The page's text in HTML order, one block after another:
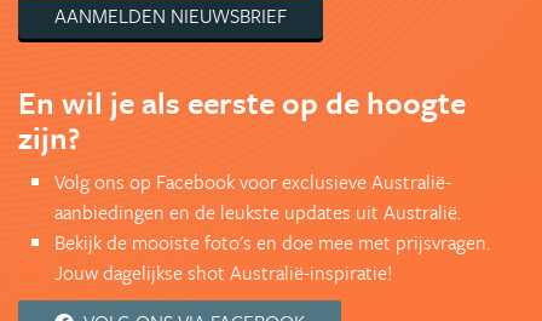
AANMELDEN NIEUWSBRIEF
En wil je als eerste op de hoogte
zijn?
Volg ons op Facebook voor exclusieve Australië-
aanbiedingen en de leukste updates uit Australië.
Bekijk de mooiste foto's en doe mee met prijsvragen.
Jouw dagelijkse shot Australië-inspiratie!